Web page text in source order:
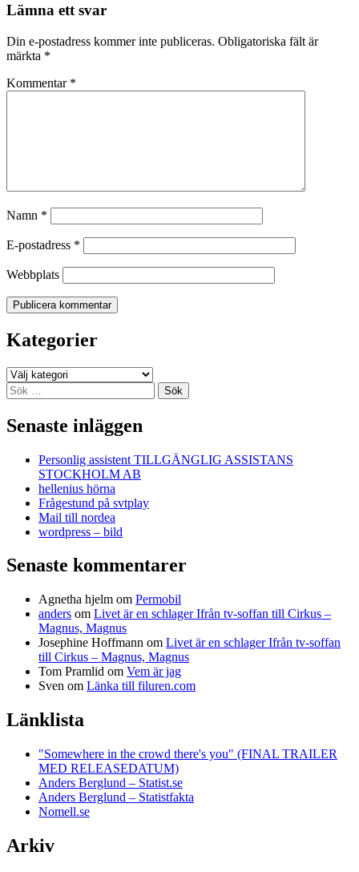
Lämna ett svar
Din e-postadress kommer inte publiceras. Obligatoriska fält är
märkta *
Kommentar *
Namn *
E-postadress *
Webbplats
Kategorier
Kategorier
Sök
efter:
Senaste inläggen
Personlig assistent TILLGÄNGLIG ASSISTANS
STOCKHOLM AB
hellenius hörna
Frågestund på svtplay
Mail till nordea
wordpress – bild
Senaste kommentarer
Agnetha hjelm om Permobil
anders om Livet är en schlager Ifrån tv-soffan till Cirkus –
Magnus, Magnus
Josephine Hoffmann om Livet är en schlager Ifrån tv-soffan
till Cirkus – Magnus, Magnus
Tom Pramlid om Vem är jag
Sven om Länka till filuren.com
Länklista
"Somewhere in the crowd there's you" (FINAL TRAILER
MED RELEASEDATUM)
Anders Berglund – Statist.se
Anders Berglund – Statistfakta
Nomell.se
Arkiv